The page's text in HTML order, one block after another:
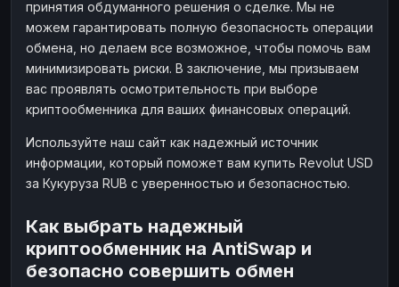
принятия обдуманного решения о сделке. Мы не
можем гарантировать полную безопасность операции
обмена, но делаем все возможное, чтобы помочь вам
минимизировать риски. В заключение, мы призываем
вас проявлять осмотрительность при выборе
криптообменника для ваших финансовых операций.
Используйте наш сайт как надежный источник
информации, который поможет вам купить Revolut USD
за Кукуруза RUB с уверенностью и безопасностью.
Как выбрать надежный
криптообменник на AntiSwap и
безопасно совершить обмен